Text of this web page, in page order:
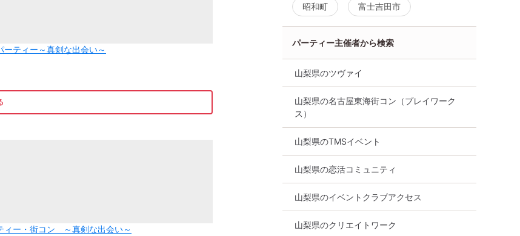
ティー～真剣な出会い～
ィー・街コン ～真剣な出会い～
昭和町 富士吉田市
パーティー主催者から検索
山梨県のツヴァイ
山梨県の名古屋東海街コン（プレイワーク
ス）
山梨県のTMSイベント
山梨県の恋活コミュニティ
山梨県のイベントクラブアクセス
山梨県のクリエイトワーク